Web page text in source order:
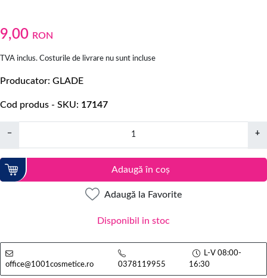
9,00 RON
TVA inclus. Costurile de livrare nu sunt incluse
Producator GLADE
Cod produs - SKU 17147
− +
Adaugă în coș
Adaugă la Favorite
Disponibil in stoc
office@1001cosmetice.ro 0378119955
L-V 08:00-
16:30